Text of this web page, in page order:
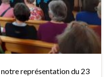
notre représentation du 23